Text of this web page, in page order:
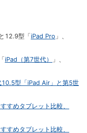
12.9型「 iPad Pro 」、
iPad（第7世代）
」、
10.5型「iPad Air」と第5世
すめタブレット比較、
すめタブレット比較、